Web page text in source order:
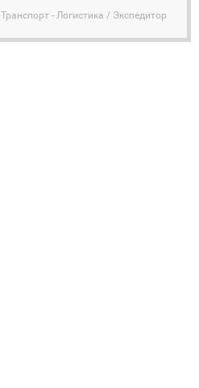
Транспорт - Логистика / Экспедитор